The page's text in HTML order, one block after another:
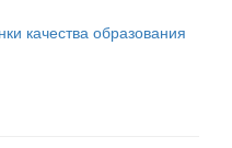
качества образования